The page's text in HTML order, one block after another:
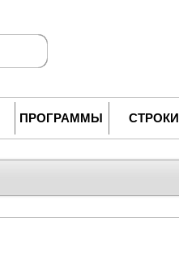
ПРОГРАММЫ СТРОКИ